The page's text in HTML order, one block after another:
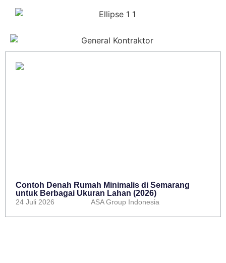
Contoh Denah Rumah Minimalis di Semarang
untuk Berbagai Ukuran Lahan (2026)
24 Juli 2026 ASA Group Indonesia